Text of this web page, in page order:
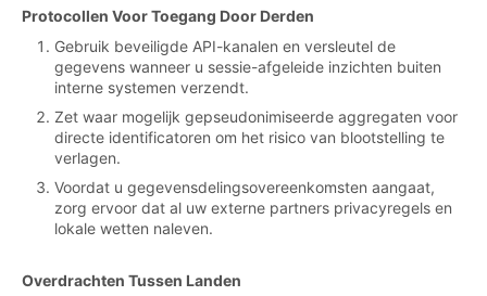
Protocollen Voor Toegang Door Derden
Gebruik beveiligde API-kanalen en versleutel de
gegevens wanneer u sessie-afgeleide inzichten buiten
interne systemen verzendt.
Zet waar mogelijk gepseudonimiseerde aggregaten voor
directe identificatoren om het risico van blootstelling te
verlagen.
Voordat u gegevensdelingsovereenkomsten aangaat,
zorg ervoor dat al uw externe partners privacyregels en
lokale wetten naleven.
Overdrachten Tussen Landen